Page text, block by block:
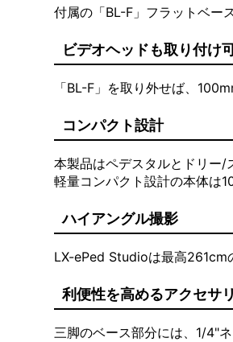
付属の「BL-F」フラットベー
ビデオヘッドも取り付け
「BL-F」を取り外せば、
コンパクト設計
本製品はペデスタルとドリー/
軽量コンパクト設計の本体は
ハイアングル撮影
LX-ePed Studioは最高261cm
利便性を高めるアクセサ
三脚のベース部分には、1/4"